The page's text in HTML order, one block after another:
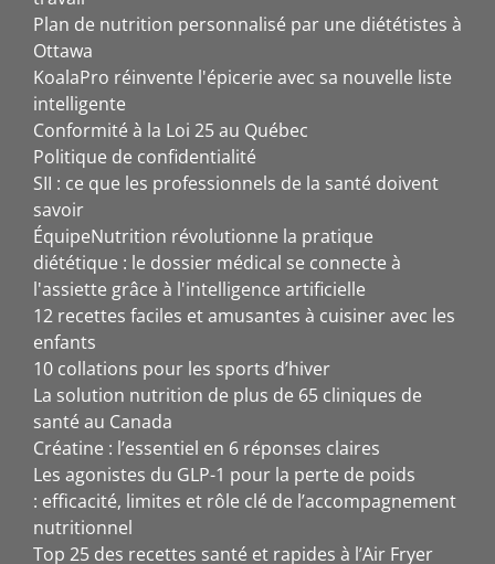
Plan de nutrition personnalisé par une diététistes à
Ottawa
KoalaPro réinvente l'épicerie avec sa nouvelle liste
intelligente
Conformité à la Loi 25 au Québec
Politique de confidentialité
SII : ce que les professionnels de la santé doivent
savoir
ÉquipeNutrition révolutionne la pratique
diététique : le dossier médical se connecte à
l'assiette grâce à l'intelligence artificielle
12 recettes faciles et amusantes à cuisiner avec les
enfants
10 collations pour les sports d’hiver
La solution nutrition de plus de 65 cliniques de
santé au Canada
Créatine : l’essentiel en 6 réponses claires
Les agonistes du GLP-1 pour la perte de poids
: efficacité, limites et rôle clé de l’accompagnement
nutritionnel
Top 25 des recettes santé et rapides à l’Air Fryer